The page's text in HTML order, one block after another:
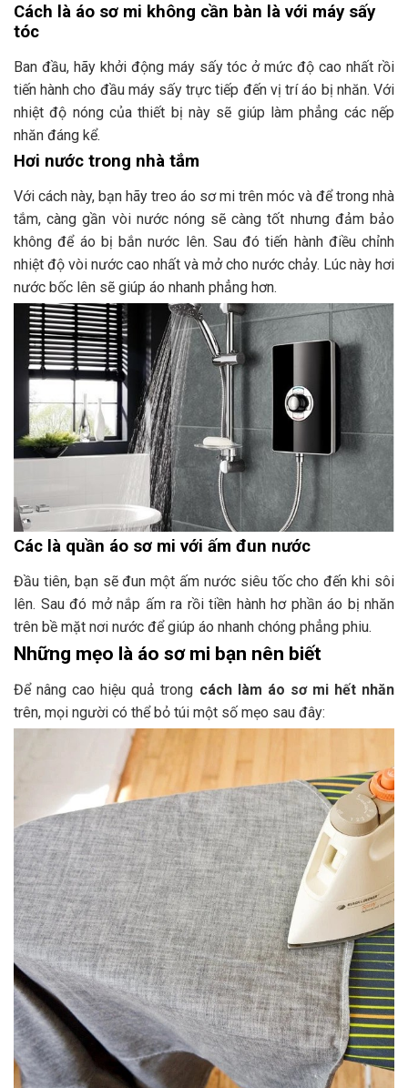
Cách là áo sơ mi không cần bàn là với máy sấy
tóc
Ban đầu, hãy khởi động máy sấy tóc ở mức độ cao nhất rồi
tiến hành cho đầu máy sấy trực tiếp đến vị trí áo bị nhăn. Với
nhiệt độ nóng của thiết bị này sẽ giúp làm phẳng các nếp
nhăn đáng kể.
Hơi nước trong nhà tắm
Với cách này, bạn hãy treo áo sơ mi trên móc và để trong nhà
tắm, càng gần vòi nước nóng sẽ càng tốt nhưng đảm bảo
không để áo bị bắn nước lên. Sau đó tiến hành điều chỉnh
nhiệt độ vòi nước cao nhất và mở cho nước chảy. Lúc này hơi
nước bốc lên sẽ giúp áo nhanh phẳng hơn.
Các là quần áo sơ mi với ấm đun nước
Đầu tiên, bạn sẽ đun một ấm nước siêu tốc cho đến khi sôi
lên. Sau đó mở nắp ấm ra rồi tiền hành hơ phần áo bị nhăn
trên bề mặt nơi nước để giúp áo nhanh chóng phẳng phiu.
Những mẹo là áo sơ mi bạn nên biết
Để nâng cao hiệu quả trong cách làm áo sơ mi hết nhăn
trên, mọi người có thể bỏ túi một số mẹo sau đây: